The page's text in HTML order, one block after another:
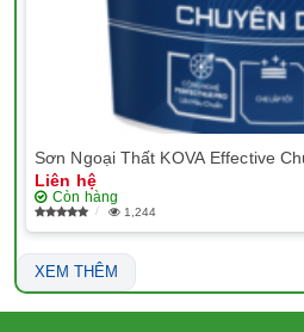
Sơn Ngoại Thất KOVA Effective
Liên hệ
Còn hàng
1,244
XEM THÊM